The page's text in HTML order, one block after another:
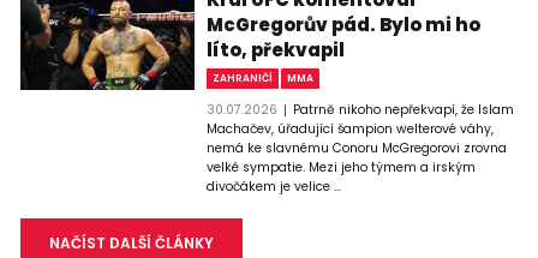
McGregorův pád. Bylo mi ho
líto, překvapil
ZAHRANIČÍ MMA
30.07.2026
Patrně nikoho nepřekvapí, že Islam
Machačev, úřadující šampion welterové váhy,
nemá ke slavnému Conoru McGregorovi zrovna
velké sympatie. Mezi jeho týmem a irským
divočákem je velice ...
NAČÍST DALŠÍ ČLÁNKY